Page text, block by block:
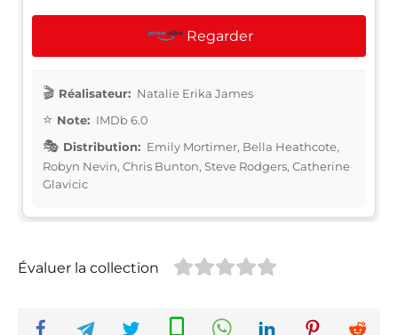
Regarder
Réalisateur: Natalie Erika James
Note: IMDb 6.0
Distribution: Emily Mortimer, Bella Heathcote,
Robyn Nevin, Chris Bunton, Steve Rodgers, Catherine
Glavicic
Évaluer la collection